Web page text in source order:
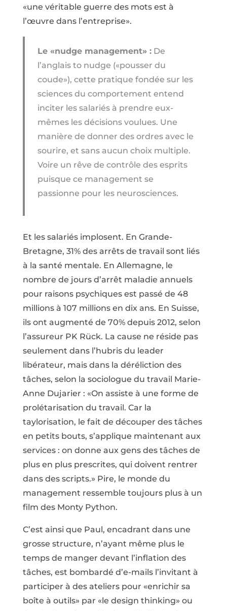
«une véritable guerre des mots est à
l’œuvre dans l’entreprise».
Le «nudge management» :De
l’anglais to nudge («pousser du
coude»), cette pratique fondée sur les
sciences du comportement entend
inciter les salariés à prendre eux-
mêmes les décisions voulues. Une
manière de donner des ordres avec le
sourire, et sans aucun choix multiple.
Voire un rêve de contrôle des esprits
puisque ce management se
passionne pour les neurosciences.
Et les salariés implosent. En Grande-
Bretagne, 31% des arrêts de travail sont liés
à la santé mentale. En Allemagne, le
nombre de jours d’arrêt maladie annuels
pour raisons psychiques est passé de 48
millions à 107 millions en dix ans. En Suisse,
ils ont augmenté de 70% depuis 2012, selon
l’assureur PK Rück. La cause ne réside pas
seulement dans l’hubris du leader
libérateur, mais dans la déréliction des
tâches, selon la sociologue du travail Marie-
Anne Dujarier : «On assiste à une forme de
prolétarisation du travail. Car la
taylorisation, le fait de découper des tâches
en petits bouts, s’applique maintenant aux
services : on donne aux gens des tâches de
plus en plus prescrites, qui doivent rentrer
dans des scripts.» Pire, le monde du
management ressemble toujours plus à un
film des Monty Python.
C’est ainsi que Paul, encadrant dans une
grosse structure, n’ayant même plus le
temps de manger devant l’inflation des
tâches, est bombardé d’e-mails l’invitant à
participer à des ateliers pour «enrichir sa
boîte à outils» par «le design thinking» ou